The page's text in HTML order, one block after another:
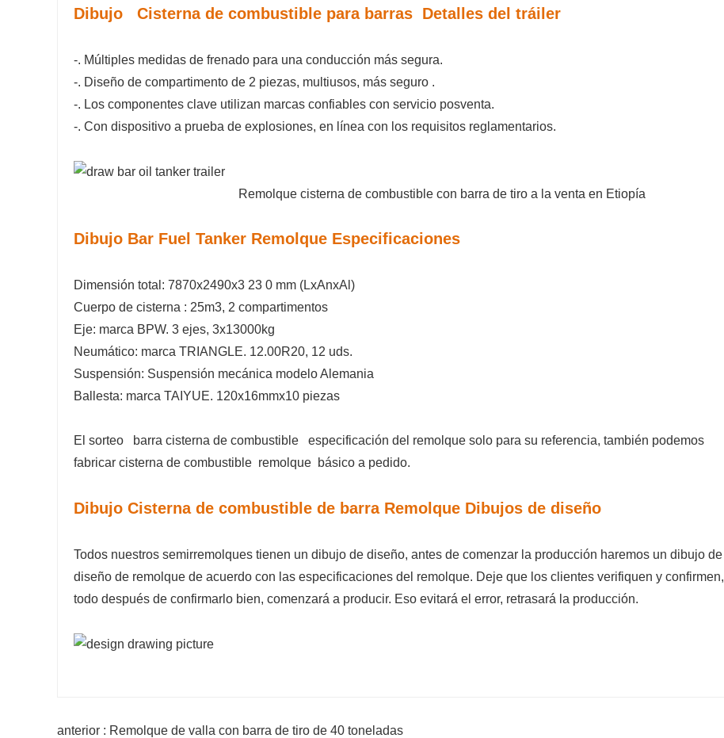
Dibujo Cisterna de combustible para barras Detalles del tráiler
-. Múltiples medidas de frenado para una conducción más segura.
-. Diseño de compartimento de 2 piezas, multiusos, más seguro .
-. Los componentes clave utilizan marcas confiables con servicio posventa.
-. Con dispositivo a prueba de explosiones, en línea con los requisitos reglamentarios.
Remolque cisterna de combustible con barra de tiro a la venta en Etiopía
Dibujo Bar Fuel Tanker Remolque Especificaciones
Dimensión total: 7870x2490x3 23 0 mm (LxAnxAl)
Cuerpo de cisterna : 25m3, 2 compartimentos
Eje: marca BPW. 3 ejes, 3x13000kg
Neumático: marca TRIANGLE. 12.00R20, 12 uds.
Suspensión: Suspensión mecánica modelo Alemania
Ballesta: marca TAIYUE. 120x16mmx10 piezas
El sorteo barra cisterna de combustible
especificación del remolque solo para su referencia, también podemos
fabricar cisterna de combustible remolque básico a pedido.
Dibujo Cisterna de combustible de barra Remolque Dibujos de diseño
Todos nuestros semirremolques tienen un dibujo de diseño, antes de comenzar la producción haremos un dibujo de
diseño de remolque de acuerdo con las especificaciones del remolque. Deje que los clientes verifiquen y confirmen,
todo después de confirmarlo bien, comenzará a producir. Eso evitará el error, retrasará la producción.
anterior : Remolque de valla con barra de tiro de 40 toneladas